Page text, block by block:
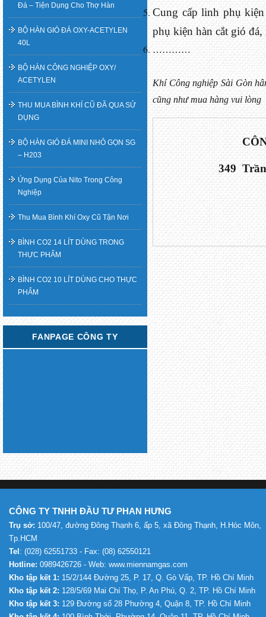
Cung cấp linh phụ
phụ kiện hàn cắt gió
…………
Khí Công nghiệp Sài Gòn
cũng như mua hàng vui lòng
349
Đá – Tiện Dụng Cho Thợ Hàn
BỘ HÀN GIÓ ĐÁ OXY-ACETYLEN
40L
BỘ HÀN CÔNG NGHIỆP OXY/
ACETYLEN
THU MUA BÌNH KHÍ CŨ ĐÃ QUA SỬ
DỤNG
BỘ HÀN GIÓ ĐÁ MINI NHỎ GỌN SG
– H203
Ứng Dụng Của Nito Trong Công
Nghiệp
Thu Mua Bình Khí Oxy Cũ Tận Nơi
BÌNH CO2 14 LÍT DÙNG TRONG
THỰC PHẨM
BÌNH CO2 10 LÍT DÙNG CHO THỰC
PHẨM
FANPAGE CÔNG TY
CÔNG TY TNHH ĐẦU TƯ PHAN HƯNG
Trụ sở: 100/47, đường Đông Thạnh 6, ấp 5, xã Đông Thạnh, H.Hóc Môn,
Tp.HCM
Tel : (028) 62551733 - Fax: (08) 62550121
Hotline: 0989426726 - Web: www.miennamgas.com
Kho tập kết 1: 15/2/144 Đường 25, P. 17, Q. Gò Vấp, TP. Hồ Chí Minh
Kho tập kết 2: 128/5/69 Mai Chí Thọ, P. An Phú, Q. 2, TP. Hồ Chí Minh
Kho tập kết 3: 129 Đường số 28 Phường 4, Quận 8, TP. Hồ Chí Minh